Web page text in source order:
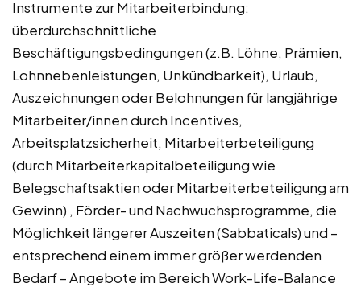
Instrumente zur Mitarbeiterbindung:
überdurchschnittliche
Beschäftigungsbedingungen (z.B. Löhne, Prämien,
Lohnnebenleistungen, Unkündbarkeit), Urlaub,
Auszeichnungen oder Belohnungen für langjährige
Mitarbeiter/innen durch Incentives,
Arbeitsplatzsicherheit, Mitarbeiterbeteiligung
(durch Mitarbeiterkapitalbeteiligung wie
Belegschaftsaktien oder Mitarbeiterbeteiligung am
Gewinn) , Förder- und Nachwuchsprogramme, die
Möglichkeit längerer Auszeiten (Sabbaticals) und –
entsprechend einem immer größer werdenden
Bedarf – Angebote im Bereich Work-Life-Balance